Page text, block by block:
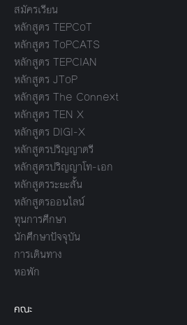
สมัครเรียน
หลักสูตร TEPCoT
หลักสูตร ToPCATS
หลักสูตร TEPCIAN
หลักสูตร JToP
หลักสูตร The Connext
หลักสูตร TEN X
หลักสูตร DIGI-X
หลักสูตรปริญญาตรี
หลักสูตรปริญญาโท-เอก
หลักสูตรระยะสั้น
หลักสูตรออนไลน์
ทุนการศึกษา
นักศึกษาปัจจุบัน
การเดินทาง
หอพัก
คณะ